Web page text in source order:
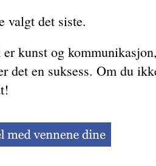
valgt det siste.
kunst og
det en suksess. Om du